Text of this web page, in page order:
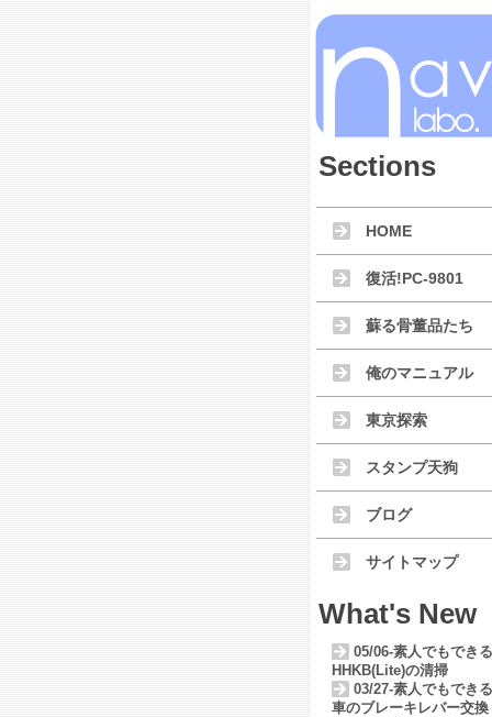
Sections
HOME
復活!PC-9801
蘇る骨董品たち
俺のマニュアル
東京探索
スタンプ天狗
ブログ
サイトマップ
What's New
05/06-素人でもできる
HHKB(Lite)の清掃
03/27-素人でもでき
車のブレーキレバー交換